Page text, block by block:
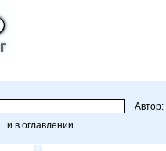
Автор:
и в оглавлении